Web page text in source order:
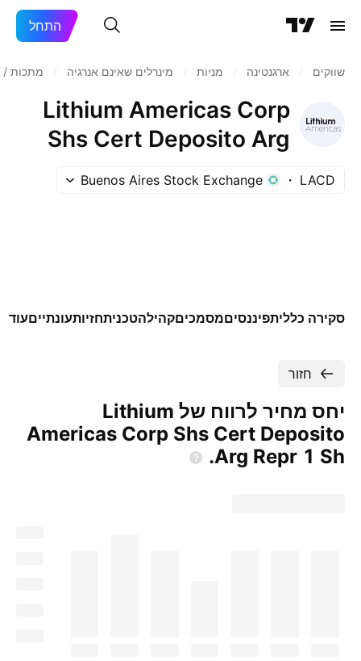
התחל
שווקים ארגנטינה מניות‏ מינרלים שאינם אנרגיה מתכות /
Lithium Americas Corp
Shs Cert Deposito Arg
Repr 1 Sh
LACD
Buenos Aires Stock Exchange
סקירה כלליתפיננסיםמסמכיםקהילהטכניתחזיותעונתייםעוד
חזור
יחס מחיר לרווח של Lithium
Americas Corp Shs Cert Deposito
Arg Repr 1 Sh.